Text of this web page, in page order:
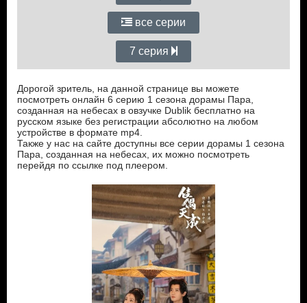
все серии
7 серия
Дорогой зритель, на данной странице вы можете
посмотреть онлайн 6 серию 1 сезона дорамы Пара,
созданная на небесах в овзучке Dublik бесплатно на
русском языке без регистрации абсолютно на любом
устройстве в формате mp4.
Также у нас на сайте доступны все серии дорамы 1 сезона
Пара, созданная на небесах, их можно посмотреть
перейдя по ссылке под плеером.